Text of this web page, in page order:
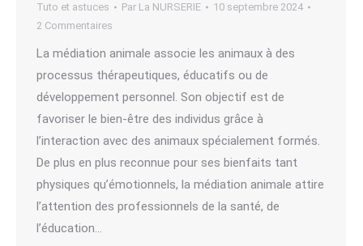
Tuto et astuces Par La NURSERIE
10 septembre 2024
2 Commentaires
La médiation animale associe les animaux à des
processus thérapeutiques, éducatifs ou de
développement personnel. Son objectif est de
favoriser le bien-être des individus grâce à
l’interaction avec des animaux spécialement formés.
De plus en plus reconnue pour ses bienfaits tant
physiques qu’émotionnels, la médiation animale attire
l’attention des professionnels de la santé, de
l’éducation…